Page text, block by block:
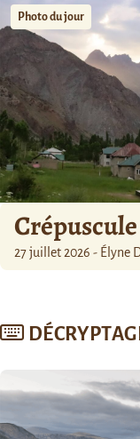
Photo du jour
Crépuscule
27 juillet 2026 - Élyne